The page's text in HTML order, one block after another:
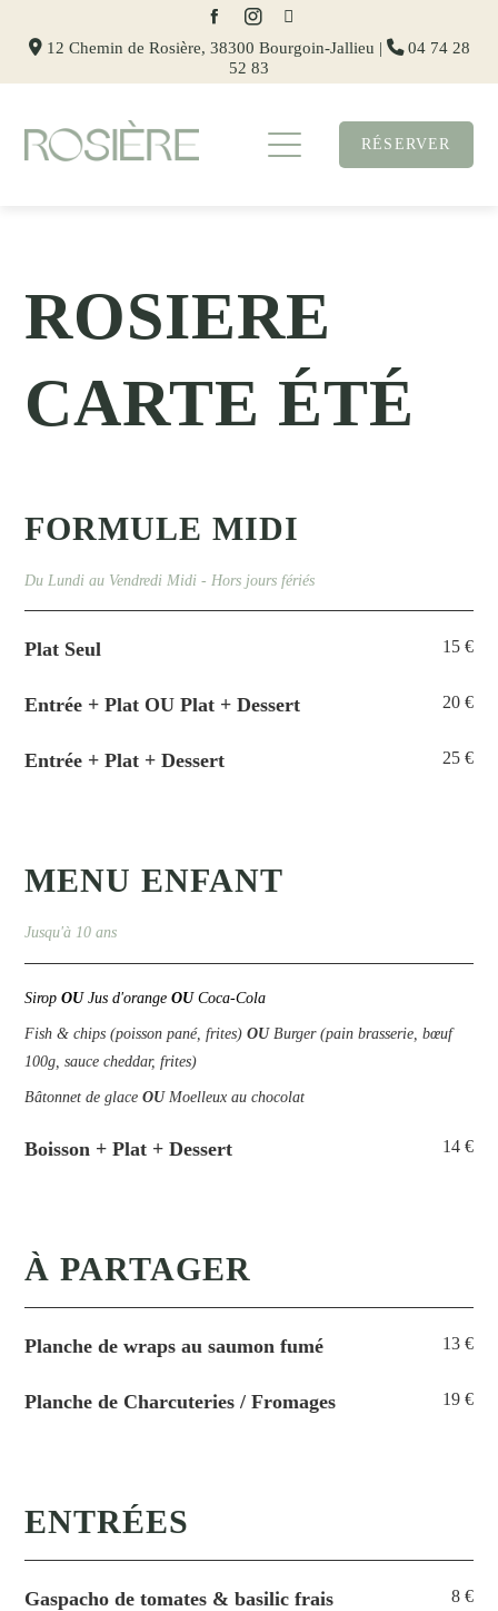
12 Chemin de Rosière, 38300 Bourgoin-Jallieu |
04 74 28
52 83
RÉSERVER
ROSIERE
CARTE ÉTÉ
FORMULE MIDI
Du Lundi au Vendredi Midi - Hors jours fériés
Plat Seul 15 €
Entrée + Plat OU Plat + Dessert 20 €
Entrée + Plat + Dessert 25 €
MENU ENFANT
Jusqu'à 10 ans
SiropOUJus d'orangeOUCoca-Cola
Fish & chips (poisson pané, frites)OUBurger (pain brasserie, bœuf
100g, sauce cheddar, frites)
Bâtonnet de glaceOUMoelleux au chocolat
Boisson + Plat + Dessert 14 €
À PARTAGER
Planche de wraps au saumon fumé 13 €
Planche de Charcuteries / Fromages 19 €
ENTRÉES
Gaspacho de tomates & basilic frais 8 €